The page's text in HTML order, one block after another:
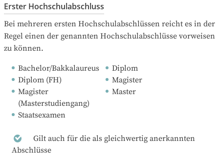
Erster Hochschulabschluss
Bei mehreren ersten Hochschulabschlüssen reicht es in der
Regel einen der genannten Hochschulabschlüsse vorweisen
zu können.
Bachelor/Bakkalaureus
Diplom
Diplom (FH)
Magister
Magister
(Masterstudiengang)
Master
Staatsexamen
Gilt auch für die als gleichwertig anerkannten
Abschlüsse